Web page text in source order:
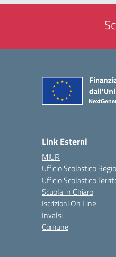
Link Esterni
MIUR
Ufficio Scolastico
Ufficio Scolastico
Scuola in Chiaro
Iscrizioni On Line
Invalsi
Comune